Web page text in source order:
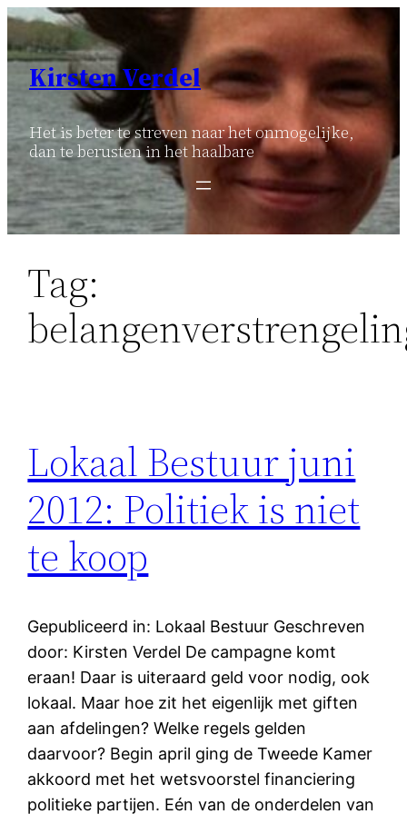
Ga
naar
inhoud
Kirsten Verdel
Het is beter te streven naar het onmogelijke,
dan te berusten in het haalbare
Tag:
Lokaal Bestuur juni
2012: Politiek is niet
te koop
Gepubliceerd in: Lokaal Bestuur Geschreven
door: Kirsten Verdel De campagne komt
eraan! Daar is uiteraard geld voor nodig, ook
lokaal. Maar hoe zit het eigenlijk met giften
aan afdelingen? Welke regels gelden
daarvoor? Begin april ging de Tweede Kamer
akkoord met het wetsvoorstel financiering
politieke partijen. Eén van de onderdelen van